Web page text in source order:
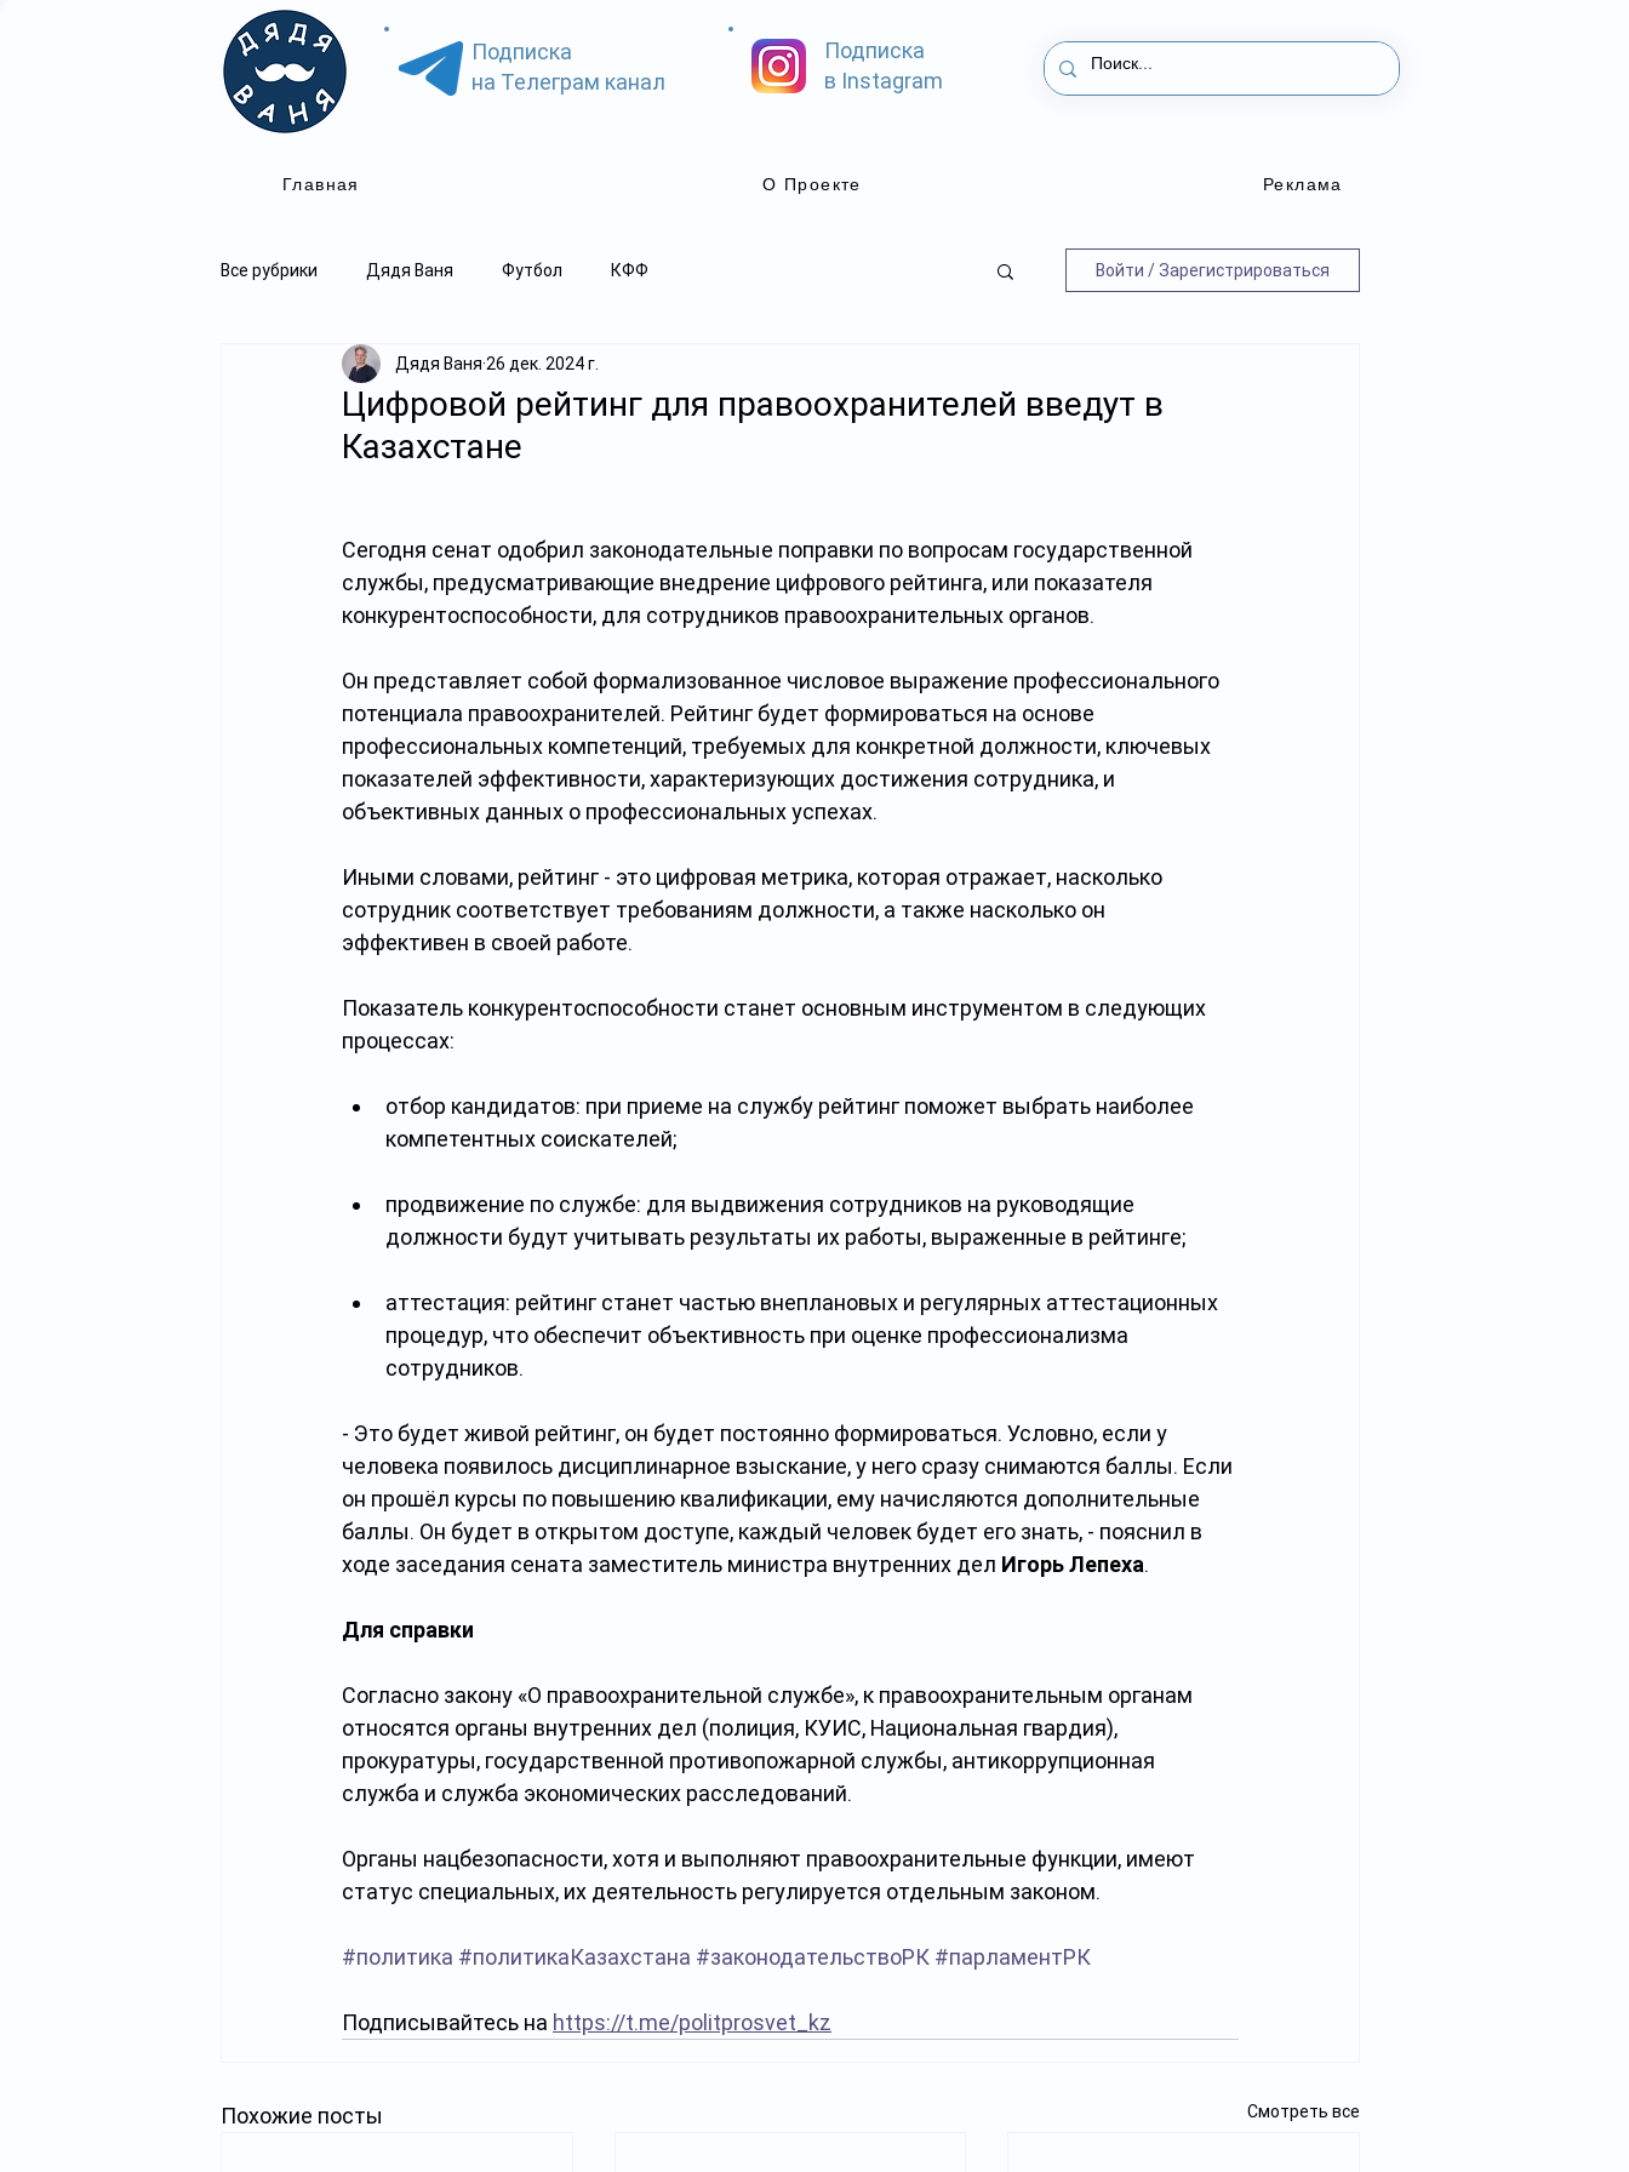
Подписка
на Телеграм канал
Главная
Подписка
в Instagram
О Проекте Реклама
Все рубрики Дядя Ваня Футбол КФФ Войти / Зарегистрироваться
Цифровой рейтинг для правоохранителей введут в
Казахстане
Дядя Ваня 26 дек. 2024 г.
Сегодня сенат одобрил законодательные поправки по вопросам государственной
службы, предусматривающие внедрение цифрового рейтинга, или показателя
конкурентоспособности, для сотрудников правоохранительных органов.
Он представляет собой формализованное числовое выражение профессионального
потенциала правоохранителей. Рейтинг будет формироваться на основе
профессиональных компетенций, требуемых для конкретной должности, ключевых
показателей эффективности, характеризующих достижения сотрудника, и
объективных данных о профессиональных успехах.
Иными словами, рейтинг - это цифровая метрика, которая отражает, насколько
сотрудник соответствует требованиям должности, а также насколько он
эффективен в своей работе.
Показатель конкурентоспособности станет основным инструментом в следующих
процессах:
отбор кандидатов: при приеме на службу рейтинг поможет выбрать наиболее
компетентных соискателей;
продвижение по службе: для выдвижения сотрудников на руководящие
должности будут учитывать результаты их работы, выраженные в рейтинге;
аттестация: рейтинг станет частью внеплановых и регулярных аттестационных
процедур, что обеспечит объективность при оценке профессионализма
сотрудников.
- Это будет живой рейтинг, он будет постоянно формироваться. Условно, если у
человека появилось дисциплинарное взыскание, у него сразу снимаются баллы. Если
он прошёл курсы по повышению квалификации, ему начисляются дополнительные
баллы. Он будет в открытом доступе, каждый человек будет его знать, - пояснил в
ходе заседания сената заместитель министра внутренних дел Игорь Лепеха.
Для справки
Согласно закону «О правоохранительной службе», к правоохранительным органам
относятся органы внутренних дел (полиция, КУИС, Национальная гвардия),
прокуратуры, государственной противопожарной службы, антикоррупционная
служба и служба экономических расследований.
Органы нацбезопасности, хотя и выполняют правоохранительные функции, имеют
статус специальных, их деятельность регулируется отдельным законом.
#политика #политикаКазахстана #законодательствоРК #парламентРК
Подписывайтесь на https://t.me/politprosvet_kz
Похожие посты Смотреть все